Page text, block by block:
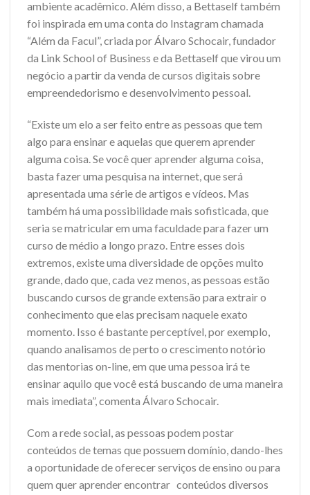
ambiente acadêmico. Além disso, a Bettaself também
foi inspirada em uma conta do Instagram chamada
“Além da Facul”, criada por Álvaro Schocair, fundador
da Link School of Business e da Bettaself que virou um
negócio a partir da venda de cursos digitais sobre
empreendedorismo e desenvolvimento pessoal.
“Existe um elo a ser feito entre as pessoas que tem
algo para ensinar e aquelas que querem aprender
alguma coisa. Se você quer aprender alguma coisa,
basta fazer uma pesquisa na internet, que será
apresentada uma série de artigos e vídeos. Mas
também há uma possibilidade mais sofisticada, que
seria se matricular em uma faculdade para fazer um
curso de médio a longo prazo. Entre esses dois
extremos, existe uma diversidade de opções muito
grande, dado que, cada vez menos, as pessoas estão
buscando cursos de grande extensão para extrair o
conhecimento que elas precisam naquele exato
momento. Isso é bastante perceptível, por exemplo,
quando analisamos de perto o crescimento notório
das mentorias on-line, em que uma pessoa irá te
ensinar aquilo que você está buscando de uma maneira
mais imediata”, comenta Álvaro Schocair.
Com a rede social, as pessoas podem postar
conteúdos de temas que possuem domínio, dando-lhes
a oportunidade de oferecer serviços de ensino ou para
quem quer aprender encontrar conteúdos diversos